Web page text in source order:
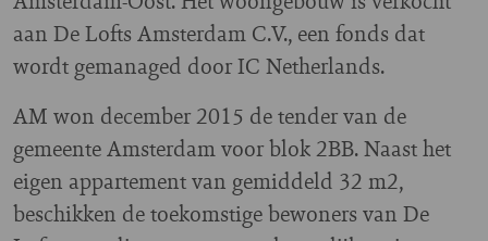
aan De Lofts Amsterdam C.V., een fonds dat
wordt gemanaged door IC Netherlands.
AM won december 2015 de tender van de
gemeente Amsterdam voor blok 2BB. Naast het
eigen appartement van gemiddeld 32 m2,
beschikken de toekomstige bewoners van De